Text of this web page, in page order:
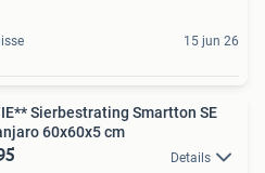
15 jun 26
Sierbestrating Smartton SE
60x60x5 cm
Details